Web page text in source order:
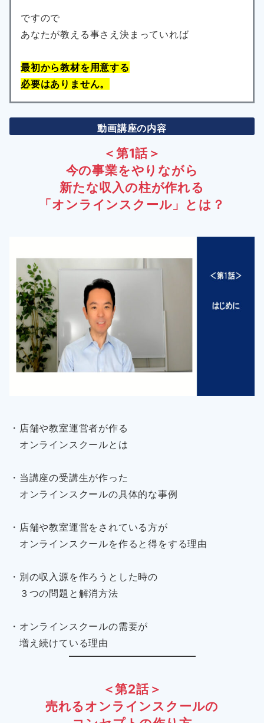
ですので
あなたが教える事さえ決まっていれば
最初から教材を用意する
必要はありません。
動画講座の内容
＜第1話＞
今の事業をやりながら
新たな収入の柱が作れる
「オンラインスクール」とは？
・店舗や教室運営者が作る
オンラインスクールとは
・当講座の受講生が作った
オンラインスクールの具体的な事例
・店舗や教室運営をされている方が
オンラインスクールを作ると得をする理由
・別の収入源を作ろうとした時の
３つの問題と解消方法
・オンラインスクールの需要が
増え続けている理由
＜第2話＞
売れるオンラインスクールの